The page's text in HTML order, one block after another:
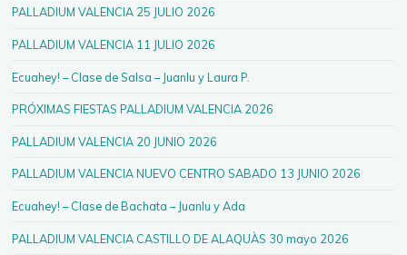
PALLADIUM VALENCIA 25 JULIO 2026
PALLADIUM VALENCIA 11 JULIO 2026
Ecuahey! – Clase de Salsa – Juanlu y Laura P.
PRÓXIMAS FIESTAS PALLADIUM VALENCIA 2026
PALLADIUM VALENCIA 20 JUNIO 2026
PALLADIUM VALENCIA NUEVO CENTRO SABADO 13 JUNIO 2026
Ecuahey! – Clase de Bachata – Juanlu y Ada
PALLADIUM VALENCIA CASTILLO DE ALAQUÀS 30 mayo 2026